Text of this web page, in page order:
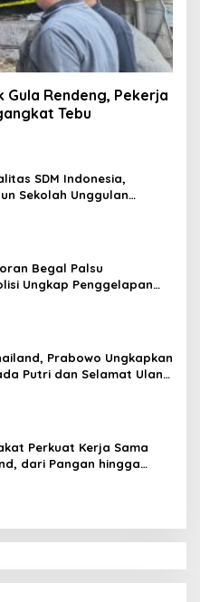
Rendeng, Pekerja
Tebu
SDM Indonesia,
Sekolah Unggulan
Terbaik Dunia
Begal Palsu
Ungkap Penggelapan
untuk Crypto
Prabowo Ungkapkan
Putri dan Selamat Ulang
Perkuat Kerja Sama
dari Pangan hingga